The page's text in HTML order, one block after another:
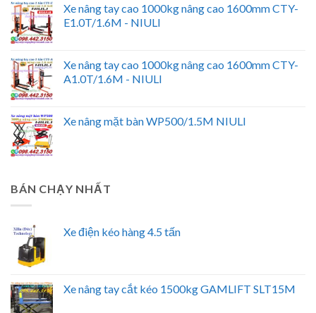
Xe nâng tay cao 1000kg nâng cao 1600mm CTY-
E1.0T/1.6M - NIULI
Xe nâng tay cao 1000kg nâng cao 1600mm CTY-
A1.0T/1.6M - NIULI
Xe nâng mặt bàn WP500/1.5M NIULI
BÁN CHẠY NHẤT
Xe điện kéo hàng 4.5 tấn
Xe nâng tay cắt kéo 1500kg GAMLIFT SLT15M